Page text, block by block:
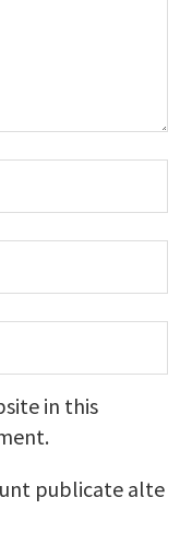
in this
publicate alte